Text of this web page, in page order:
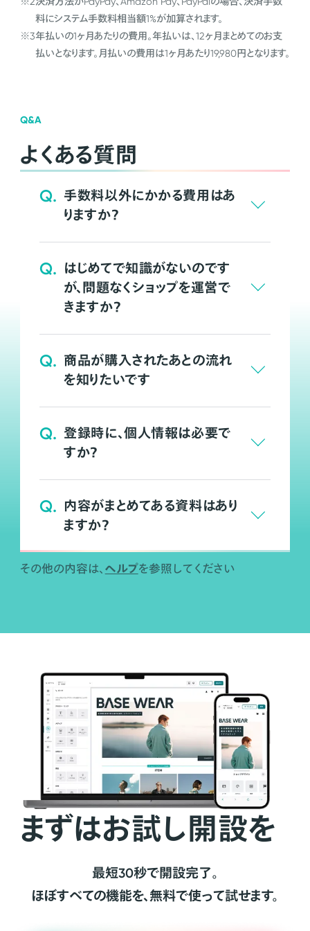
料にシステム手数料相当額1%が加算されます。
※3年払いの1ヶ月あたりの費用。年払いは、12ヶ月まとめてのお支
払いとなります。月払いの費用は1ヶ月あたり19,980円となります。
Q&A
よくある質問
Q. 手数料以外にかかる費用はあ
りますか？
Q. はじめてで知識がないのです
が、問題なくショップを運営で
きますか？
Q. 商品が購入されたあとの流れ
を知りたいです
Q. 登録時に、個人情報は必要で
すか？
Q. 内容がまとめてある資料はあり
ますか？
その他の内容は、 ヘルプを参照してください
まずはお試し開設を
最短30秒で開設完了。
ほぼすべての機能を、無料で使って試せます。